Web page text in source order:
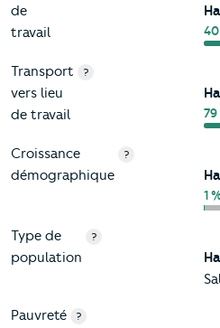
de
travail
Transport
vers lieu
de travail
?
79
Croissance
démographique
?
1
Type de
population
?
Pauvreté ?